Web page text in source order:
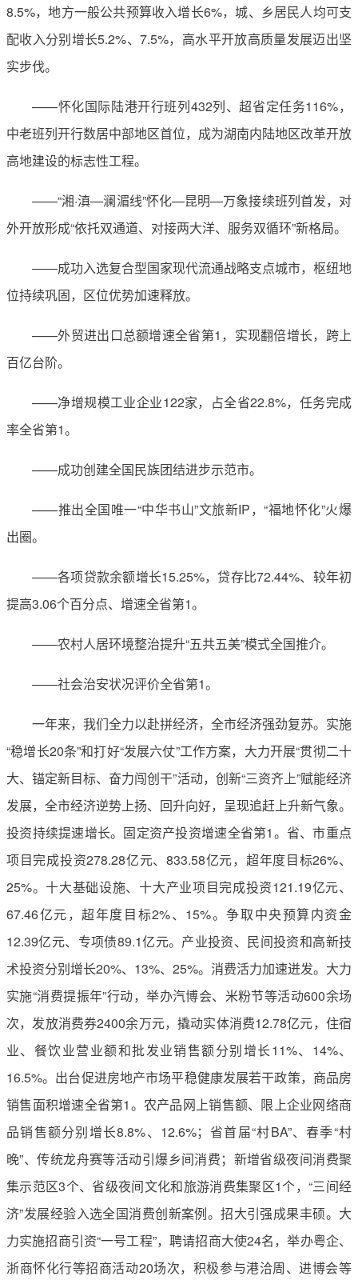
8.5%，地方一般公共预算收入增长6%，城、乡居民人均可支
配收入分别增长5.2%、7.5%，高水平开放高质量发展迈出坚
实步伐。
——怀化国际陆港开行班列432列、超省定任务116%，
中老班列开行数居中部地区首位，成为湖南内陆地区改革开放
高地建设的标志性工程。
——“湘·滇—澜湄线”怀化—昆明—万象接续班列首发，对
外开放形成“依托双通道、对接两大洋、服务双循环”新格局。
——成功入选复合型国家现代流通战略支点城市，枢纽地
位持续巩固，区位优势加速释放。
——外贸进出口总额增速全省第1，实现翻倍增长，跨上
百亿台阶。
——净增规模工业企业122家，占全省22.8%，任务完成
率全省第1。
——成功创建全国民族团结进步示范市。
——推出全国唯一“中华书山”文旅新IP，“福地怀化”火爆
出圈。
——各项贷款余额增长15.25%，贷存比72.44%、较年初
提高3.06个百分点、增速全省第1。
——农村人居环境整治提升“五共五美”模式全国推介。
——社会治安状况评价全省第1。
一年来，我们全力以赴拼经济，全市经济强劲复苏。实施
“稳增长20条”和打好“发展六仗”工作方案，大力开展“贯彻二十
大、锚定新目标、奋力闯创干”活动，创新“三资齐上”赋能经济
发展，全市经济逆势上扬、回升向好，呈现追赶上升新气象。
投资持续提速增长。固定资产投资增速全省第1。省、市重点
项目完成投资278.28亿元、833.58亿元，超年度目标26%、
25%。十大基础设施、十大产业项目完成投资121.19亿元、
67.46亿元，超年度目标2%、15%。争取中央预算内资金
12.39亿元、专项债89.1亿元。产业投资、民间投资和高新技
术投资分别增长20%、13%、25%。消费活力加速迸发。大力
实施“消费提振年”行动，举办汽博会、米粉节等活动600余场
次，发放消费券2400余万元，撬动实体消费12.78亿元，住宿
业、餐饮业营业额和批发业销售额分别增长11%、14%、
16.5%。出台促进房地产市场平稳健康发展若干政策，商品房
销售面积增速全省第1。农产品网上销售额、限上企业网络商
品销售额分别增长8.8%、12.6%；省首届“村BA”、春季“村
晚”、传统龙舟赛等活动引爆乡间消费；新增省级夜间消费聚
集示范区3个、省级夜间文化和旅游消费集聚区1个，“三间经
济”发展经验入选全国消费创新案例。招大引强成果丰硕。大
力实施招商引资“一号工程”，聘请招商大使24名，举办粤企、
浙商怀化行等招商活动20场次，积极参与港洽周、进博会等